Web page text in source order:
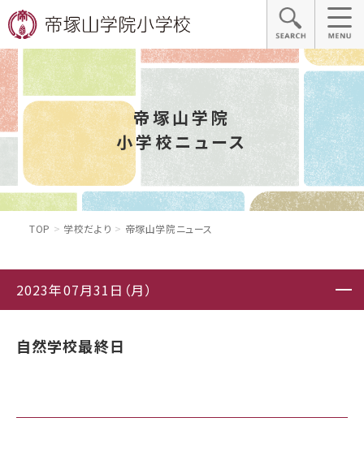
帝塚山学院
小学校ニュース
TOP 学校だより 帝塚山学院ニュース
2023年07月31日（月）
自然学校最終日